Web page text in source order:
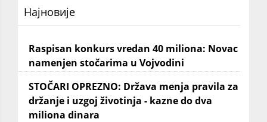
Најновије
Raspisan konkurs vredan 40 miliona: Novac
namenjen stočarima u Vojvodini
STOČARI OPREZNO: Država menja pravila za
držanje i uzgoj životinja - kazne do dva
miliona dinara